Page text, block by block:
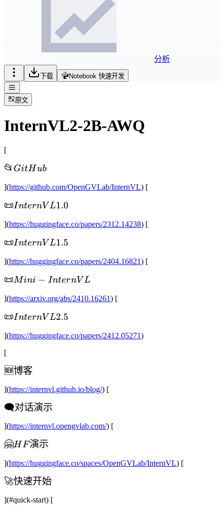
分析
下载 Notebook 快速开发
原文
InternVL2-2B-AWQ
[
📂
📂 GitHub
](https://github.com/OpenGVLab/InternVL) [
📜
1.0
📜InternV L1.0
](https://huggingface.co/papers/2312.14238) [
📜
1.5
📜InternV L1.5
](https://huggingface.co/papers/2404.16821) [
📜 Mini-
📜Mini − InternV L
](https://arxiv.org/abs/2410.16261) [
📜
2.5
📜InternV L2.5
](https://huggingface.co/papers/2412.05271)
[
🆕
客
🆕博客
](https://internvl.github.io/blog/) [
🗨️
话
演
🗨️对话演示
](https://internvl.opengvlab.com/) [
🤗
演
示
🤗HF演示
](https://huggingface.co/spaces/OpenGVLab/InternVL) [
🚀
速
🚀快速开始
](#quick-start) [